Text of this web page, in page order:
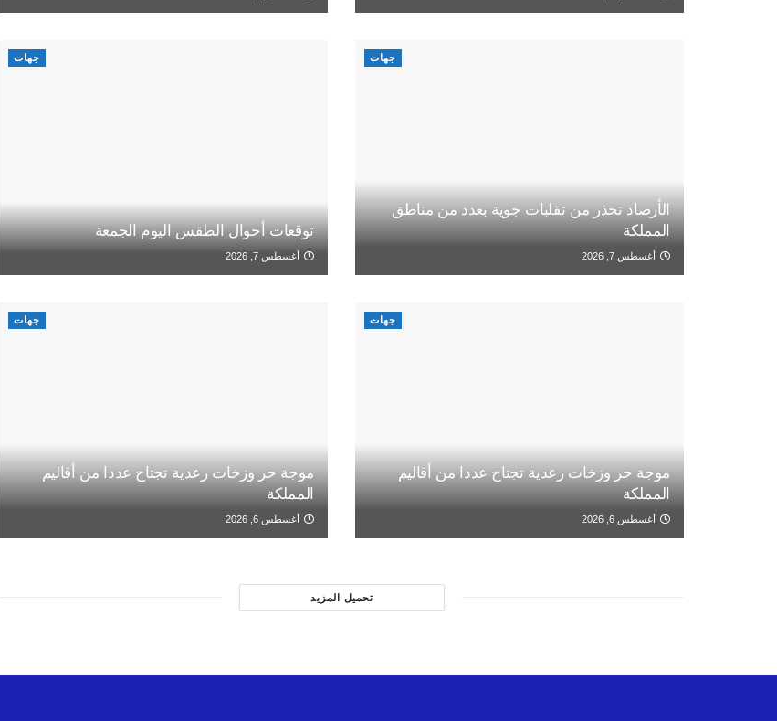
جهات
الأرصاد تحذر من تقلبات جوية بعدد من مناطق
المملكة
أغسطس 7, 2026
جهات
توقعات أحوال الطقس اليوم الجمعة
أغسطس 7, 2026
جهات
موجة حر وزخات رعدية تجتاح عددا من أقاليم
المملكة
أغسطس 6, 2026
جهات
موجة حر وزخات رعدية تجتاح عددا من أقاليم
المملكة
أغسطس 6, 2026
تحميل المزيد